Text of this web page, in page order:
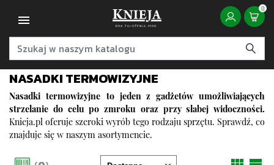
0
NASADKI TERMOWIZYJNE
Nasadki termowizyjne
to jeden z gadżetów umożliwiających
strzelanie do celu po zmroku oraz przy słabej widoczności.
Knieja.pl oferuje szeroki wyrób tego rodzaju sprzętu. Sprawdź, co
znajduje się w naszym asortymencie.